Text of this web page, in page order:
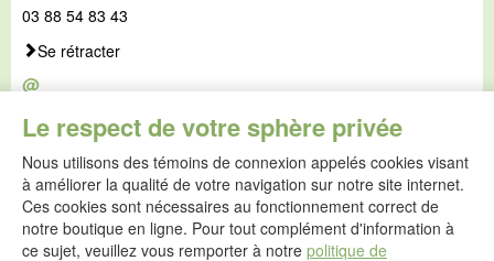
Le respect de votre sphère privée
Nous utilisons des témoins de connexion appelés cookies visant
à améliorer la qualité de votre navigation sur notre site internet.
Ces cookies sont nécessaires au fonctionnement correct de
notre boutique en ligne. Pour tout complément d'information à
ce sujet, veuillez vous remporter à notre politique de
03 88 54 83 43
Se rétracter
@
service@idealsko.fr
@
Formulaire de contact
Aller au formulaire de contact